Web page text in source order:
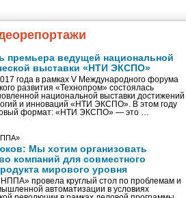
премьера ведущей национальной
выставки «НТИ ЭКСПО»
года в рамках V Международного форума
развития «Технопром» состоялась
национальной выставки достижений
и инноваций «НТИ ЭКСПО». В этом году
формат: «НТИ ЭКСПО» — это …
Мы хотим организовать
компаний для совместного
мирового уровня
провела круглый стол по проблемам и
автоматизации в условиях